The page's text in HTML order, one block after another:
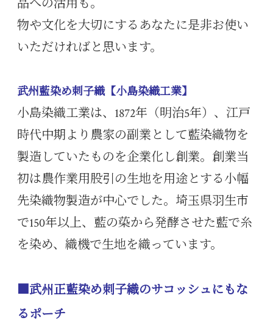
品への活用も。
物や文化を大切にするあなたに是非お使い
いただければと思います。
武州藍染め刺子織【小島染織工業】
小島染織工業は、1872年（明治5年）、江戸
時代中期より農家の副業として藍染織物を
製造していたものを企業化し創業。創業当
初は農作業用股引の生地を用途とする小幅
先染織物製造が中心でした。埼玉県羽生市
で150年以上、藍の蒅から発酵させた藍で糸
を染め、織機で生地を織っています。
■武州正藍染め刺子織のサコッシュにもな
るポーチ